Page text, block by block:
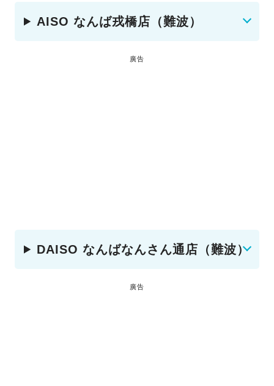
AISO なんば戎橋店（難波）
廣告
DAISO なんばなんさん通店（難波）
廣告